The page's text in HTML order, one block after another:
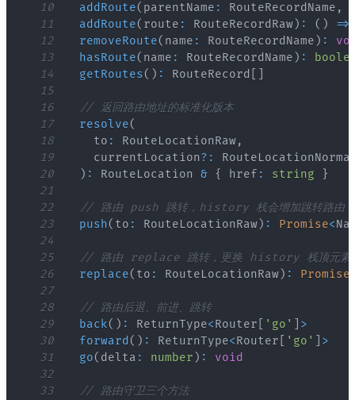
10
addRoute( parentName : RouteRecordName ,
11
addRoute( route : RouteRecordRaw) : ( )
=>
12
removeRoute( name : RouteRecordName ) :
13
hasRoute( name : RouteRecordName ) :
14
getRoutes( ) : RouteRecord
15
16
// 返回路由地址的标准化版本
17
resolve(
18
    to
: RouteLocationRaw,
19
    currentLocation
? :
20
) : RouteLocation & { href : string
}
21
22
// 路由 push 跳转，history 栈会增加跳转路由
23
push( to : RouteLocationRaw) : Promise<
24
25
// 路由 replace 跳转，更换 history 栈顶元素
26
replace( to : RouteLocationRaw) : Promise
27
28
// 路由后退、前进、跳转
29
back( ) : ReturnType<Router 'go'
>
30
forward( ) : ReturnType<Router 'go'
>
31
go( delta : number ) :
void
32
33
// 路由守卫三个方法